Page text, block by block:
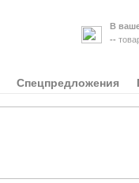
В
--
Спецпредложения